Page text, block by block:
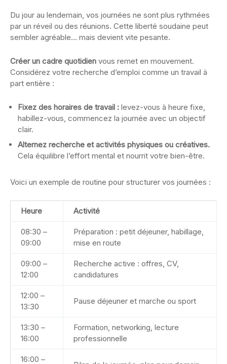
Du jour au lendemain, vos journées ne sont plus rythmées
par un réveil ou des réunions. Cette liberté soudaine peut
sembler agréable… mais devient vite pesante.
Créer un cadre quotidien vous remet en mouvement.
Considérez votre recherche d’emploi comme un travail à
part entière :
Fixez des horaires de travail : levez-vous à heure fixe,
habillez-vous, commencez la journée avec un objectif
clair.
Alternez recherche et activités physiques ou créatives.
Cela équilibre l’effort mental et nourrit votre bien-être.
Voici un exemple de routine pour structurer vos journées :
Heure Activité
08:30 –
09:00
Préparation : petit déjeuner, habillage,
mise en route
09:00 –
12:00
Recherche active : offres, CV,
candidatures
12:00 –
13:30
Pause déjeuner et marche ou sport
13:30 –
16:00
Formation, networking, lecture
professionnelle
16:00 –